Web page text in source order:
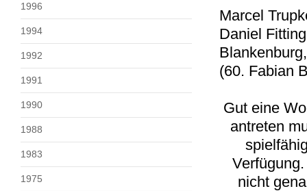
1996
1994
1992
1991
1990
1988
1983
1975
Marcel
Daniel
(60. Fabian
Gut eine
antreten
nicht